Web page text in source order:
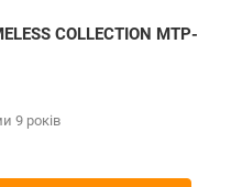
COLLECTION MTP-
9 років